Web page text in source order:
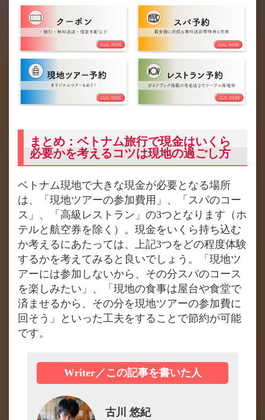
まとめ：ベトナム旅行で現金はいくら
必要かを考えるコツは現地の過ごし方
ベトナム現地で大きな現金が必要となる場所
は、「現地ツアーの参加費用」、「スパのコー
ス」、「高級レストラン」の3つとなります（ホ
テルと航空券を除く）。現金をいくら持ち込む
か考えるにあたっては、上記3つをどの程度体験
するかを考えてみると良いでしょう。「現地ツ
アーには参加しないから、その分スパのコース
を楽しみたい」、「現地の食事は屋台や食堂で
済ませるから、その分を現地ツアーの参加費に
回そう」といった工夫をすることで節約が可能
です。
Writer／この記事を書いた人
古川 悠紀